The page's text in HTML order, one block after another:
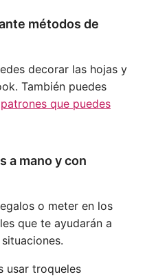
métodos de
decorar las hojas y
También puedes
patrones que puedes
a mano y con
o meter en los
que te ayudarán a
usar troqueles